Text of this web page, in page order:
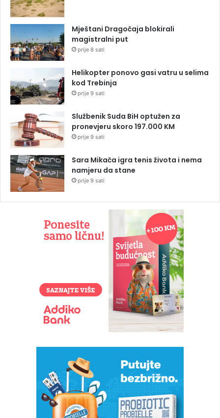
Mještani Dragočaja blokirali
magistralni put
prije 8 sati
Helikopter ponovo gasi vatru u selima
kod Trebinja
prije 9 sati
Službenik Suda BiH optužen za
pronevjeru skoro 197.000 KM
prije 9 sati
Sara Mikača igra tenis života i nema
namjeru da stane
prije 9 sati